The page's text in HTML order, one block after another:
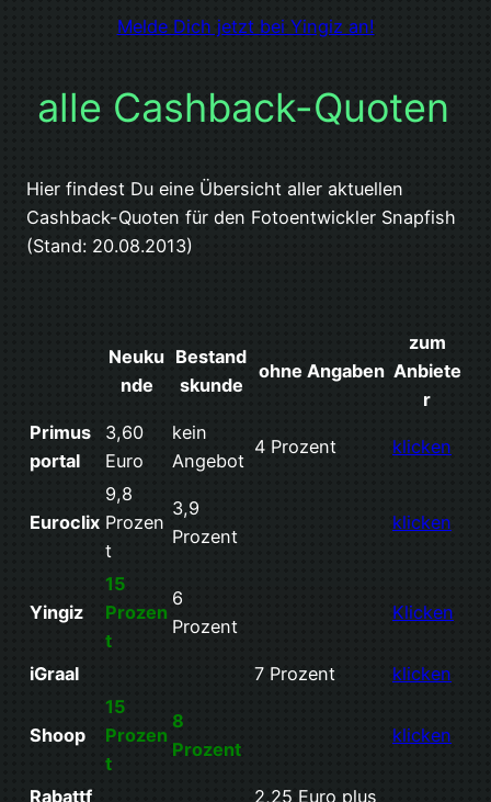
Melde Dich jetzt bei Yingiz an!
alle Cashback-Quoten
Hier findest Du eine Übersicht aller aktuellen
Cashback-Quoten für den Fotoentwickler Snapfish
(Stand: 20.08.2013)
Neuku
nde
Bestand
skunde
ohne Angaben
zum
Anbiete
r
Primus
portal
3,60
Euro
kein
Angebot
4 Prozent klicken
Euroclix
9,8
Prozen
t
3,9
Prozent
klicken
Yingiz
15
Prozen
t
6
Prozent
Klicken
iGraal 7 Prozent klicken
Shoop
15
Prozen
t
8
Prozent
klicken
Rabattf 2,25 Euro plus